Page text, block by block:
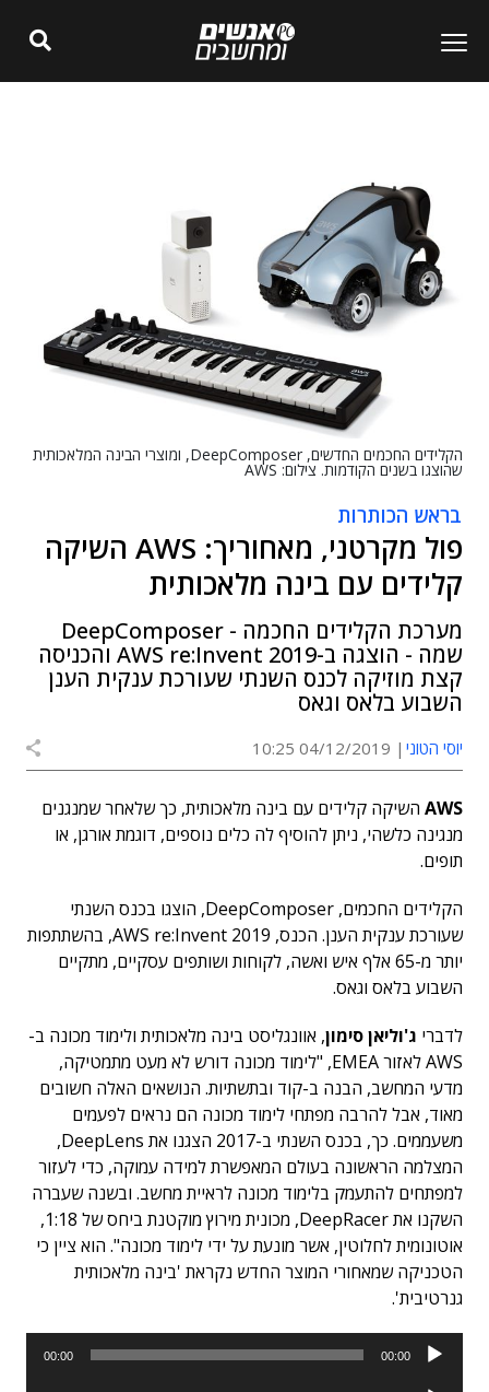
הקלידים החכמים החדשים, DeepComposer, ומוצרי הבינה המלאכותית
שהוצגו בשנים הקודמות. צילום: AWS
בראש הכותרות
פול מקרטני, מאחוריך: AWS השיקה
קלידים עם בינה מלאכותית
מערכת הקלידים החכמה - DeepComposer
שמה - הוצגה ב-AWS re:Invent 2019 והכניסה
קצת מוזיקה לכנס השנתי שעורכת ענקית הענן
השבוע בלאס וגאס
יוסי הטוני 04/12/2019 10:25
AWS השיקה קלידים עם בינה מלאכותית, כך שלאחר שמנגנים
מנגינה כלשהי, ניתן להוסיף לה כלים נוספים, דוגמת אורגן, או
תופים.
הקלידים החכמים, DeepComposer, הוצגו בכנס השנתי
שעורכת ענקית הענן. הכנס, AWS re:Invent 2019, בהשתתפות
יותר מ-65 אלף איש ואשה, לקוחות ושותפים עסקיים, מתקיים
השבוע בלאס וגאס.
לדברי ג'וליאן סימון, אוונגליסט בינה מלאכותית ולימוד מכונה ב-
AWS לאזור EMEA, "לימוד מכונה דורש לא מעט מתמטיקה,
מדעי המחשב, הבנה ב-קוד ובתשתיות. הנושאים האלה חשובים
מאוד, אבל להרבה מפתחי לימוד מכונה הם נראים לפעמים
משעממים. כך, בכנס השנתי ב-2017 הצגנו את DeepLens,
המצלמה הראשונה בעולם המאפשרת למידה עמוקה, כדי לעזור
למפתחים להתעמק בלימוד מכונה לראיית מחשב. ובשנה שעברה
השקנו את DeepRacer, מכונית מירוץ מוקטנת ביחס של 1:18,
אוטונומית לחלוטין, אשר מונעת על ידי לימוד מכונה". הוא ציין כי
הטכניקה שמאחורי המוצר החדש נקראת 'בינה מלאכותית
גנרטיבית'.
00:00
00:00